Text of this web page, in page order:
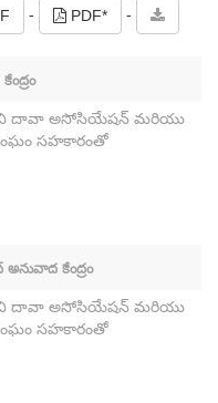
- PDF* -
లోని దావా అసోసియేషన్ మరియు
సహకారంతో
కేంద్రం
లోని దావా అసోసియేషన్ మరియు
సహకారంతో